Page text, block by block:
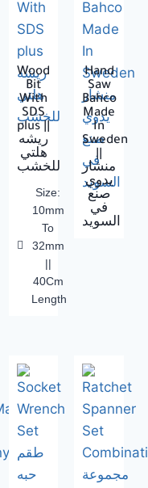
Wood
Bit
With
SDS
plus ||
ريشه
هلتي
للخشب
Size:
10mm
To
32mm
||
40Cm
Length
Hand
Saw
Bahco
Made
In
Sweden
||
منشار
يدوي
صنع
في
السويد